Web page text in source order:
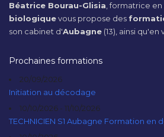
Béatrice Bourau-Glisia , formatrice en
biologiquevous propose des
son cabinet d'Aubagne (13), ainsi
Prochaines formations
20/09/2026
Initiation au décodage
10/10/2026 - 11/10/2026
TECHNICIEN S1 Aubagne Formation en